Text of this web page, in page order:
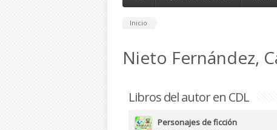
Inicio
Nieto Fernández,
Libros del autor en CDL
Personajes de ficción